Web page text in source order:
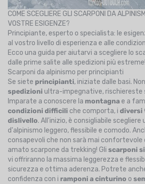
COME SCEGLIERE GLI SCARPONI DA
VOSTRE ESIGENZE?
Principiante, esperto o specialista: le
al vostro livello di esperienza e alle
Ecco una guida per aiutarvi a scegliere lo
dalle prime salite alle spedizioni più estreme!
Scarponi da alpinismo per principianti
Se siete principianti, iniziate dalle basi.
spedizioni ultra-impegnative, rischiereste
Imparate a conoscere la montagna e a
condizioni difficili che comporta, i diversi
dislivello. All'inizio, è consigliabile scegliere
d'alpinismo leggero, flessibile e comodo.
consapevoli che non sarà mai confortevole
amato scarpone da trekking! Gli scarponi
vi offriranno la massima leggerezza e
sicurezza e ottima aderenza. Potrete
confidenza con i ramponi a cinturino o